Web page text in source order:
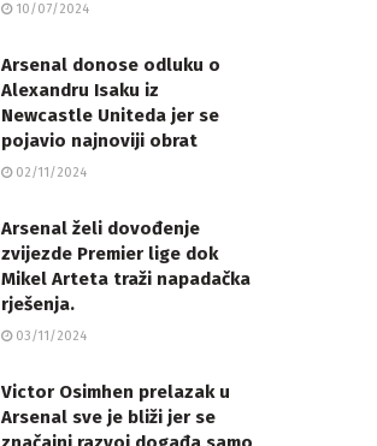
10/07/2024
Arsenal donose odluku o
Alexandru Isaku iz
Newcastle Uniteda jer se
pojavio najnoviji obrat
02/11/2024
Arsenal želi dovođenje
zvijezde Premier lige dok
Mikel Arteta traži napadačka
rješenja.
03/11/2024
Victor Osimhen prelazak u
Arsenal sve je bliži jer se